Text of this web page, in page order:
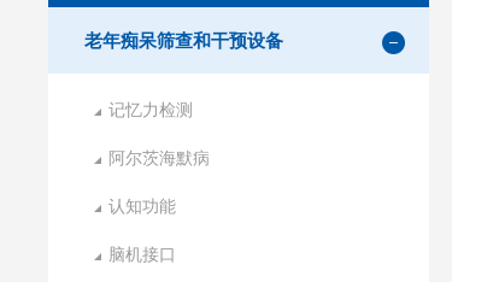
老年痴呆筛查和干预设备
记忆力检测
阿尔茨海默病
认知功能
脑机接口